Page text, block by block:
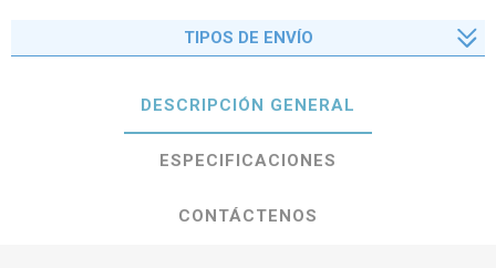
TIPOS DE ENVÍO
DESCRIPCIÓN GENERAL
ESPECIFICACIONES
CONTÁCTENOS